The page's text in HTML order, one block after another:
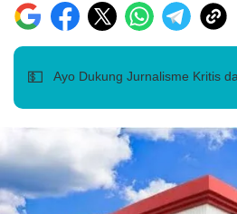
💵 Ayo Dukung Jurnalisme Kritis